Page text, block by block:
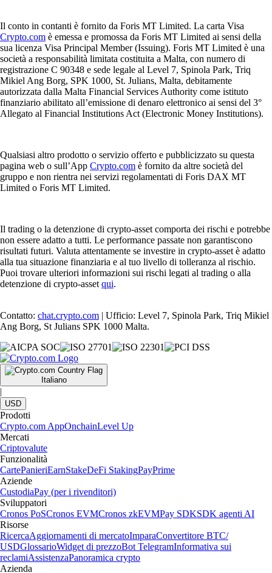
Il conto in contanti è fornito da Foris MT Limited. La carta Visa
Crypto.com è emessa e promossa da Foris MT Limited ai sensi della
sua licenza Visa Principal Member (Issuing). Foris MT Limited è una
società a responsabilità limitata costituita a Malta, con numero di
registrazione C 90348 e sede legale al Level 7, Spinola Park, Triq
Mikiel Ang Borg, SPK 1000, St. Julians, Malta, debitamente
autorizzata dalla Malta Financial Services Authority come istituto
finanziario abilitato all’emissione di denaro elettronico ai sensi del 3°
Allegato al Financial Institutions Act (Electronic Money Institutions).
Qualsiasi altro prodotto o servizio offerto e pubblicizzato su questa
pagina web o sull’App Crypto.com è fornito da altre società del
gruppo e non rientra nei servizi regolamentati di Foris DAX MT
Limited o Foris MT Limited.
Il trading o la detenzione di crypto-asset comporta dei rischi e potrebbe
non essere adatto a tutti. Le performance passate non garantiscono
risultati futuri. Valuta attentamente se investire in crypto-asset è adatto
alla tua situazione finanziaria e al tuo livello di tolleranza al rischio.
Puoi trovare ulteriori informazioni sui rischi legati al trading o alla
detenzione di crypto-asset qui.
Contatto: chat.crypto.com | Ufficio: Level 7, Spinola Park, Triq Mikiel
Ang Borg, St Julians SPK 1000 Malta.
Italiano
|
USD
Prodotti
Crypto.com AppOnchainLevel Up
Mercati
Criptovalute
Funzionalità
CartePanieriEarnStakeDeFi StakingPayPrime
Aziende
CustodiaPay (per i rivenditori)
Sviluppatori
Cronos PoSCronos EVMCronos zkEVMPay SDKSDK agenti AI
Risorse
RicercaAggiornamenti di mercatoImparaConvertitore BTC/
USDGlossarioWidget di prezzoBot TelegramInformativa sui
reclamiAssistenzaPanoramica crypto
Azienda